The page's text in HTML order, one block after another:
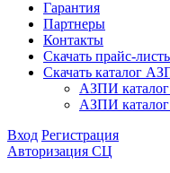
Гарантия
Партнеры
Контакты
Скачать прайс-
Скачать каталог
АЗПИ
АЗПИ
Вход Регистрация
Авторизация СЦ